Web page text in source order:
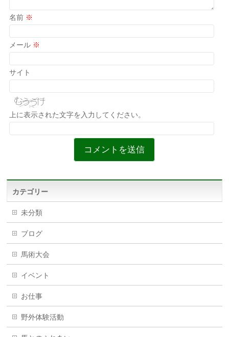
名前 ※
メール ※
サイト
上に表示された文字を入力してください。
カテゴリー
未分類
ブログ
馬術大会
イベント
お仕事
野外体験活動